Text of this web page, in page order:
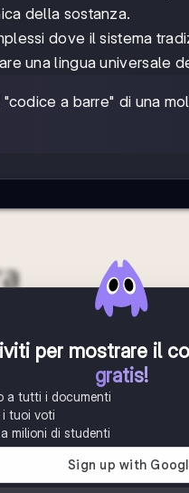
della sostanza.
dove il sistema
una lingua universale
a barre" di una
per mostrare il
gratis!
a tutti i documenti
i tuoi voti
milioni di studenti